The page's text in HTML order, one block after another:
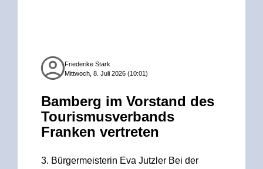
Friederike Stark
Mittwoch, 8. Juli 2026 (10:01)
Bamberg im Vorstand des
Tourismusverbands
Franken vertreten
3. Bürgermeisterin Eva Jutzler Bei der